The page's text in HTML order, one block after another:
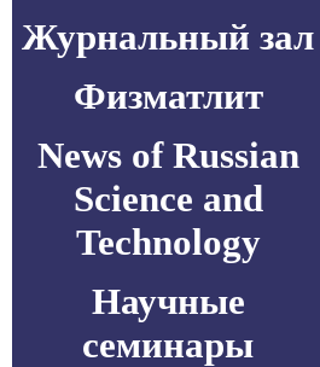
Журнальный зал
Физматлит
News of Russian
Science and
Technology
Научные
семинары